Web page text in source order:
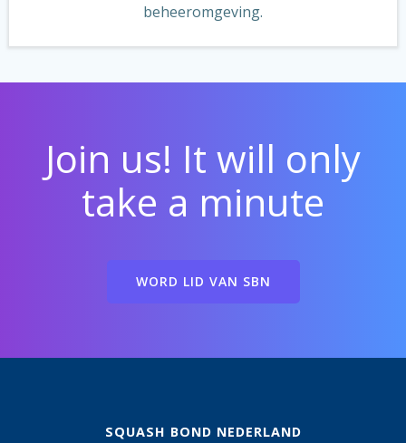
beheeromgeving.
Join us! It will only
take a minute
WORD LID VAN SBN
SQUASH BOND NEDERLAND